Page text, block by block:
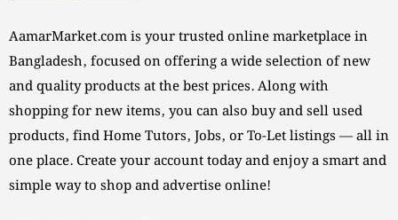
AamarMarket.com is your trusted online marketplace in
Bangladesh, focused on offering a wide selection of new
and quality products at the best prices. Along with
shopping for new items, you can also buy and sell used
products, find Home Tutors, Jobs, or To-Let listings — all in
one place. Create your account today and enjoy a smart and
simple way to shop and advertise online!